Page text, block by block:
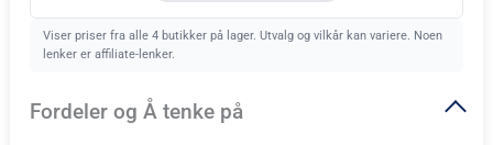
Viser priser fra alle 4 butikker på lager. Utvalg og vilkår kan variere. Noen
lenker er affiliate-lenker.
Fordeler og Å tenke på